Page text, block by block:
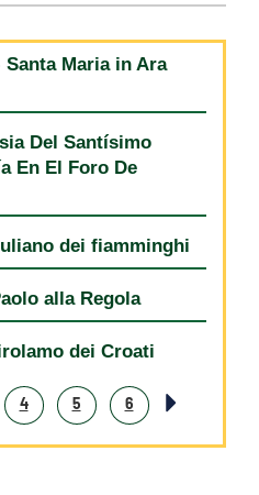
Santa Maria in Ara
Del Santísimo
En El Foro De
dei fiamminghi
alla Regola
dei Croati
4 5 6